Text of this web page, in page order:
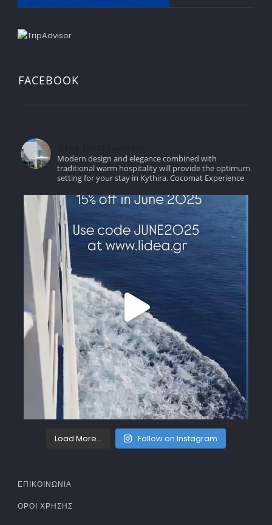
FACEBOOK
Modern design and elegance combined with
traditional warm hospitality will provide the optimum
setting for your stay in Kythira.Cocomat Experience
Load More... Follow on Instagram
ΕΠΙΚΟΙΝΩΝΙΑ
ΌΡΟΙ ΧΡΉΣΗΣ